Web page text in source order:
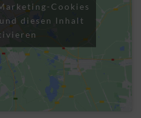
Cookies
diesen Inhalt